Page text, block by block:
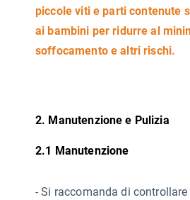
piccole viti e parti contenute
ai bambini per ridurre al
soffocamento e altri rischi.
2. Manutenzione e Pulizia
2.1 Manutenzione
- Si raccomanda di